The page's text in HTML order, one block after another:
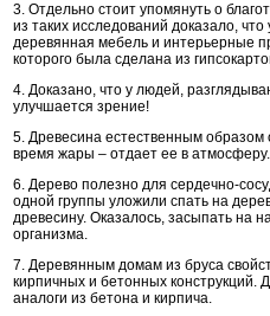
3. Отдельно стоит упомянуть о
из таких исследований доказало,
деревянная мебель и интерьерные
которого была сделана из
4. Доказано, что у людей,
улучшается зрение!
5. Древесина естественным образом
время жары – отдает ее в
6. Дерево полезно для сердечно-
одной группы уложили спать на
древесину. Оказалось, засыпать на
организма.
7. Деревянным домам из бруса
кирпичных и бетонных конструкций.
аналоги из бетона и кирпича.